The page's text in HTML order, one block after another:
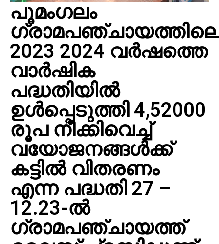
പൂമംഗലം
2023 2024 വർഷത്തെ
വാർഷിക
പദ്ധതിയിൽ
ഉൾപ്പെടുത്തി 4,52000
രൂപ നീക്കിവെച്ച്
വയോജനങ്ങൾക്ക്
കട്ടിൽ വിതരണം
എന്ന പദ്ധതി 27 –
12.23-ൽ
ഗ്രാമപഞ്ചായത്ത്